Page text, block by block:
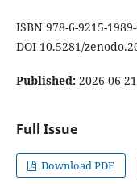
ISBN 978-6-9215-
DOI 10.5281/
Published: 2026-06-21
Full Issue
Download PDF